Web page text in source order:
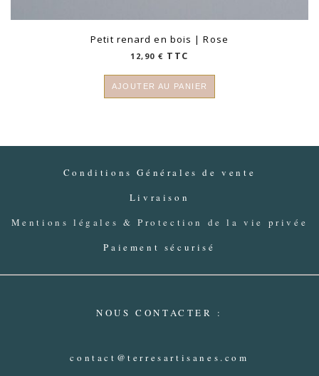
Petit renard en bois | Rose
12,90€ TTC
AJOUTER AU PANIER
Conditions Générales de vente
Livraison
Mentions légales & Protection de la vie privée
Paiement sécurisé
NOUS CONTACTER :
contact@terresartisanes.com